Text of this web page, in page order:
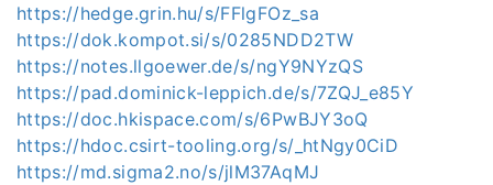
https://hedge.grin.hu/s/FFlgFOz_sa
https://dok.kompot.si/s/0285NDD2TW
https://notes.llgoewer.de/s/ngY9NYzQS
https://pad.dominick-leppich.de/s/7ZQJ_e85Y
https://doc.hkispace.com/s/6PwBJY3oQ
https://hdoc.csirt-tooling.org/s/_htNgy0CiD
https://md.sigma2.no/s/jlM37AqMJ